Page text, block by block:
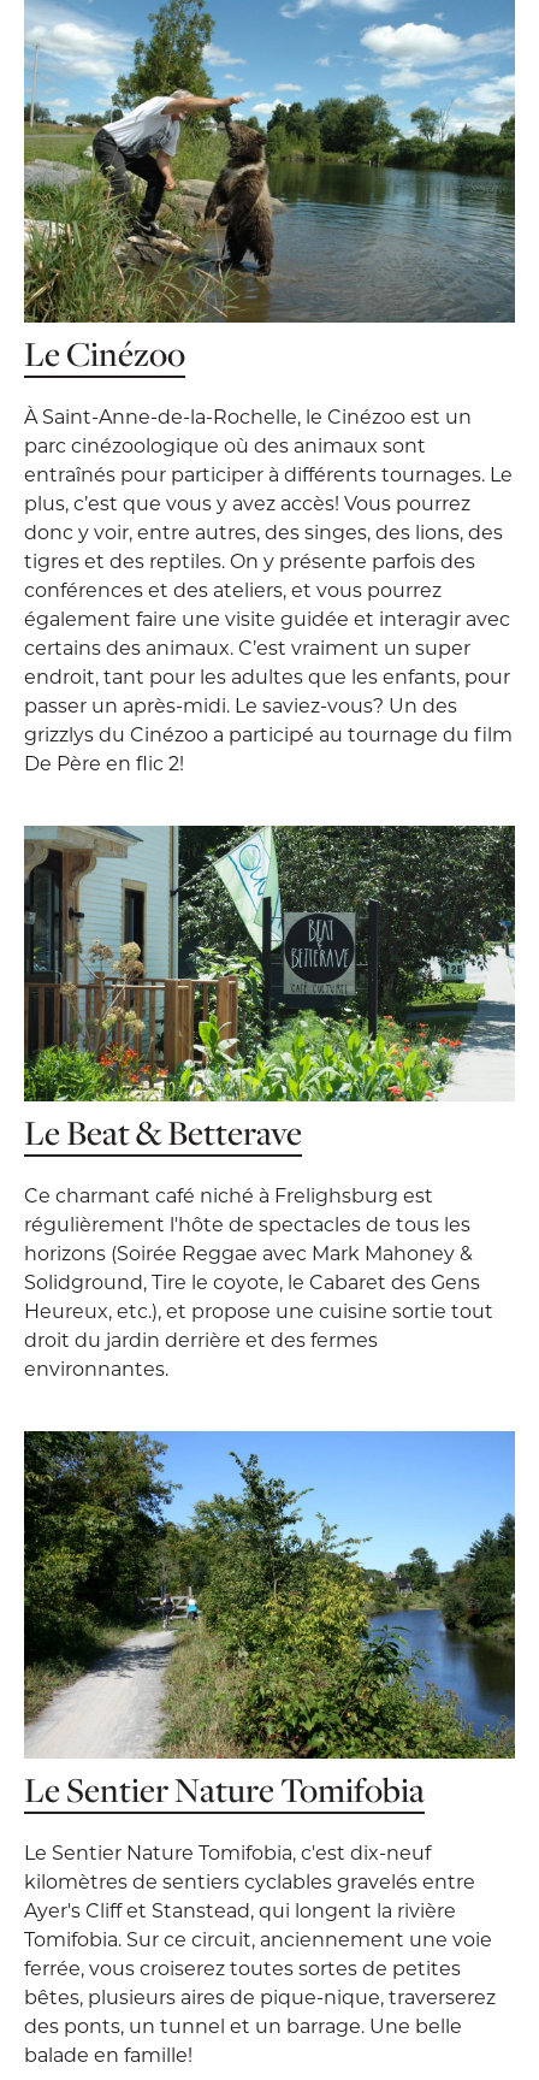
Le Cinézoo
À Saint-Anne-de-la-Rochelle, le Cinézoo est un
parc cinézoologique où des animaux sont
entraînés pour participer à différents tournages. Le
plus, c’est que vous y avez accès! Vous pourrez
donc y voir, entre autres, des singes, des lions, des
tigres et des reptiles. On y présente parfois des
conférences et des ateliers, et vous pourrez
également faire une visite guidée et interagir avec
certains des animaux. C’est vraiment un super
endroit, tant pour les adultes que les enfants, pour
passer un après-midi. Le saviez-vous? Un des
grizzlys du Cinézoo a participé au tournage du film
De Père en flic 2!
Le Beat & Betterave
Ce charmant café niché à Frelighsburg est
régulièrement l'hôte de spectacles de tous les
horizons (Soirée Reggae avec Mark Mahoney &
Solidground, Tire le coyote, le Cabaret des Gens
Heureux, etc.), et propose une cuisine sortie tout
droit du jardin derrière et des fermes
environnantes.
Le Sentier Nature Tomifobia
Le Sentier Nature Tomifobia, c'est dix-neuf
kilomètres de sentiers cyclables gravelés entre
Ayer's Cliff et Stanstead, qui longent la rivière
Tomifobia. Sur ce circuit, anciennement une voie
ferrée, vous croiserez toutes sortes de petites
bêtes, plusieurs aires de pique-nique, traverserez
des ponts, un tunnel et un barrage. Une belle
balade en famille!